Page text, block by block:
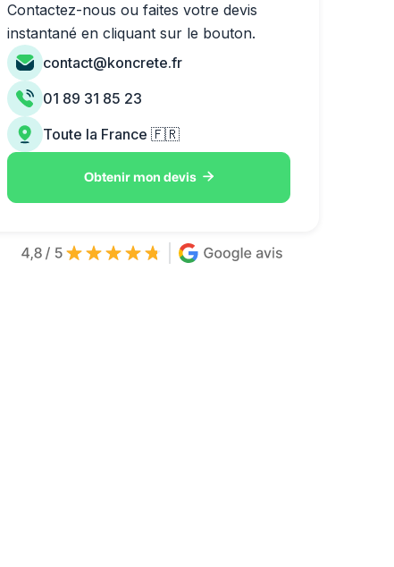
Contactez-nous ou faites votre devis
instantané en cliquant sur le bouton.
contact@koncrete.fr
01 89 31 85 23
Toute la France 🇫🇷
Obtenir mon devis 